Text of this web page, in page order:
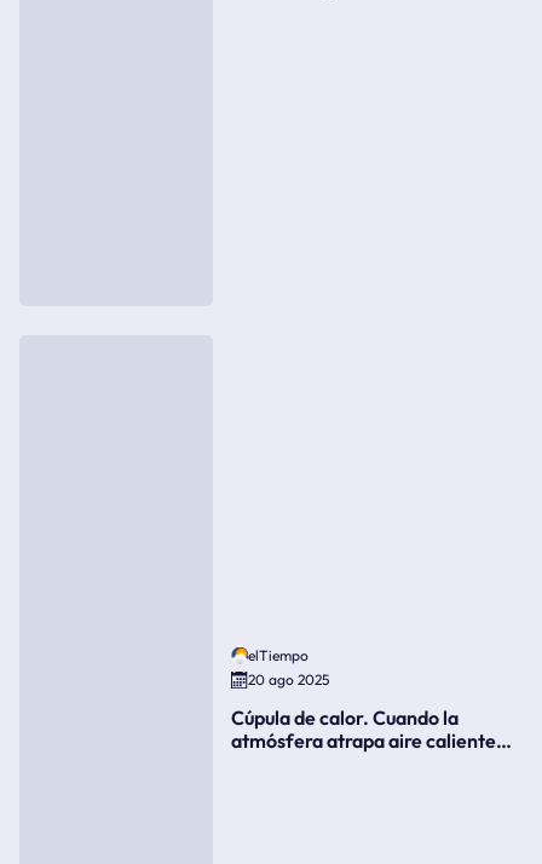
elTiempo
20 ago 2025
Cúpula de calor. Cuando la
atmósfera atrapa aire caliente